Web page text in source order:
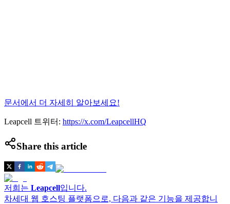
문서에서 더 자세히 알아보세요!
Leapcell 트위터: https://x.com/LeapcellHQ
Share this article
저희는 Leapcell입니다.
차세대 웹 호스팅 플랫폼으로, 다음과 같은 기능을 제공합니